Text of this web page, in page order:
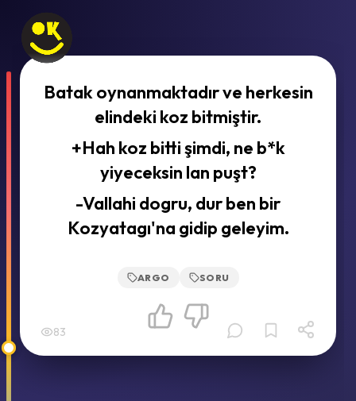
Batak oynanmaktadır ve herkesin
elindeki koz bitmiştir.
+Hah koz bitti şimdi, ne b*k
yiyeceksin lan puşt?
-Vallahi dogru, dur ben bir
Kozyatagı'na gidip geleyim.
ARGO SORU
83